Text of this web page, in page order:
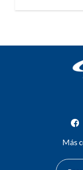
Más